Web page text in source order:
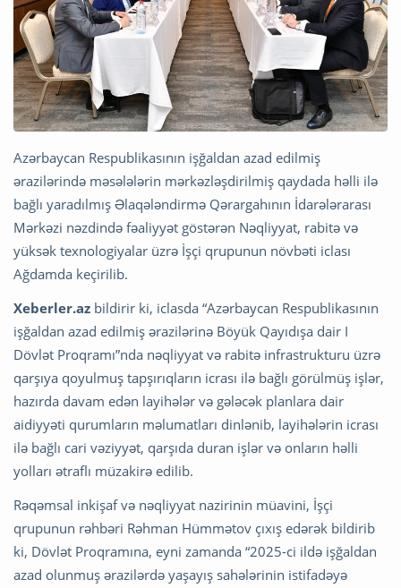
Azərbaycan Respublikasının işğaldan azad edilmiş
ərazilərində məsələlərin mərkəzləşdirilmiş qaydada həlli ilə
bağlı yaradılmış Əlaqələndirmə Qərargahının İdarələrarası
Mərkəzi nəzdində fəaliyyət göstərən Nəqliyyat, rabitə və
yüksək texnologiyalar üzrə İşçi qrupunun növbəti iclası
Ağdamda keçirilib.
Xeberler.az bildirir ki, iclasda “Azərbaycan Respublikasının
işğaldan azad edilmiş ərazilərinə Böyük Qayıdışa dair I
Dövlət Proqramı”nda nəqliyyat və rabitə infrastrukturu üzrə
qarşıya qoyulmuş tapşırıqların icrası ilə bağlı görülmüş işlər,
hazırda davam edən layihələr və gələcək planlara dair
aidiyyəti qurumların məlumatları dinlənib, layihələrin icrası
ilə bağlı cari vəziyyət, qarşıda duran işlər və onların həlli
yolları ətraflı müzakirə edilib.
Rəqəmsal inkişaf və nəqliyyat nazirinin müavini, İşçi
qrupunun rəhbəri Rəhman Hümmətov çıxış edərək bildirib
ki, Dövlət Proqramına, eyni zamanda “2025-ci ildə işğaldan
azad olunmuş ərazilərdə yaşayış sahələrinin istifadəyə